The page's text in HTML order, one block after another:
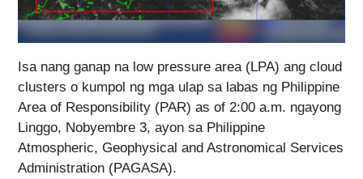
Isa nang ganap na low pressure area (LPA) ang cloud
clusters o kumpol ng mga ulap sa labas ng Philippine
Area of Responsibility (PAR) as of 2:00 a.m. ngayong
Linggo, Nobyembre 3, ayon sa Philippine
Atmospheric, Geophysical and Astronomical Services
Administration (PAGASA).